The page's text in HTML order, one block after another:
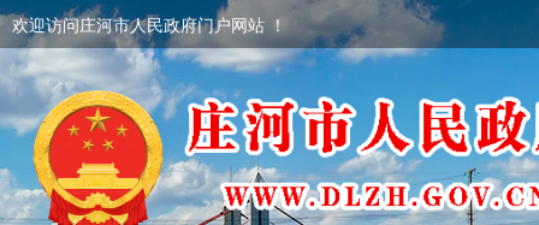
欢迎访问庄河市人民政府门户网站 ！